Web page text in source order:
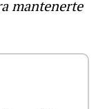
mantenerte